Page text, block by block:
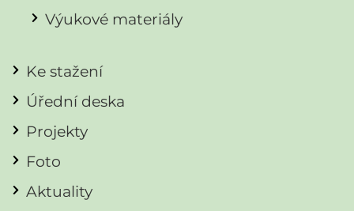
Výukové materiály
Ke stažení
Úřední deska
Projekty
Foto
Aktuality